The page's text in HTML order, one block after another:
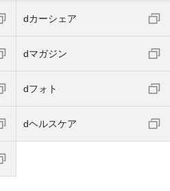
dカーシェア
dマガジン
dフォト
dヘルスケア